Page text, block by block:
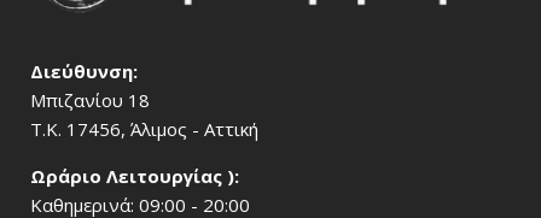
Διεύθυνση:
Μπιζανίου 18
Τ.Κ. 17456, Άλιμος - Αττική
Ωράριο Λειτουργίας ):
Καθημερινά: 09:00 - 20:00